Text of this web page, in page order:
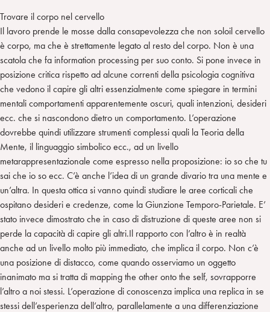
Trovare il corpo nel cervello
Il lavoro prende le mosse dalla consapevolezza che non soloil cervello
è corpo, ma che è strettamente legato al resto del corpo. Non è una
scatola che fa information processing per suo conto. Si pone invece in
posizione critica rispetto ad alcune correnti della psicologia cognitiva
che vedono il capire gli altri essenzialmente come spiegare in termini
mentali comportamenti apparentemente oscuri, quali intenzioni, desideri
ecc. che si nascondono dietro un comportamento. L’operazione
dovrebbe quindi utilizzare strumenti complessi quali la Teoria della
Mente, il linguaggio simbolico ecc., ad un livello
metarappresentazionale come espresso nella proposizione: io so che tu
sai che io so ecc. C’è anche l’idea di un grande divario tra una mente e
un’altra. In questa ottica si vanno quindi studiare le aree corticali che
ospitano desideri e credenze, come la Giunzione Temporo-Parietale. E’
stato invece dimostrato che in caso di distruzione di queste aree non si
perde la capacità di capire gli altri.Il rapporto con l’altro è in realtà
anche ad un livello molto più immediato, che implica il corpo. Non c’è
una posizione di distacco, come quando osserviamo un oggetto
inanimato ma si tratta di mapping the other onto the self, sovrapporre
l’altro a noi stessi. L’operazione di conoscenza implica una replica in se
stessi dell’esperienza dell’altro, parallelamente a una differenziazione